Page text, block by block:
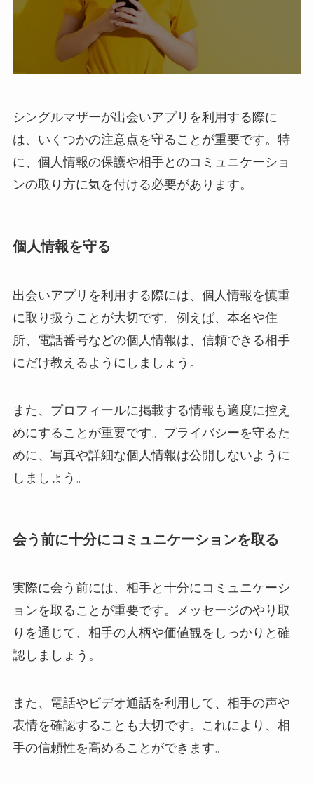
シングルマザーが出会いアプリを利用する際に
は、いくつかの注意点を守ることが重要です。特
に、個人情報の保護や相手とのコミュニケーショ
ンの取り方に気を付ける必要があります。
個人情報を守る
出会いアプリを利用する際には、個人情報を慎重
に取り扱うことが大切です。例えば、本名や住
所、電話番号などの個人情報は、信頼できる相手
にだけ教えるようにしましょう。
また、プロフィールに掲載する情報も適度に控え
めにすることが重要です。プライバシーを守るた
めに、写真や詳細な個人情報は公開しないように
しましょう。
会う前に十分にコミュニケーションを取る
実際に会う前には、相手と十分にコミュニケーシ
ョンを取ることが重要です。メッセージのやり取
りを通じて、相手の人柄や価値観をしっかりと確
認しましょう。
また、電話やビデオ通話を利用して、相手の声や
表情を確認することも大切です。これにより、相
手の信頼性を高めることができます。